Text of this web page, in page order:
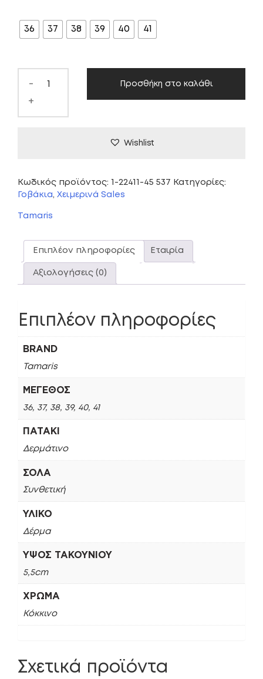
79,00 €.είναι:
36 37 38 39 40 41
-
+
Προσθήκη στο καλάθι
Wishlist
Κωδικός προϊόντος: 1-22411-45 537 Κατηγορίες:
Γοβάκια, Χειμερινά Sales
Tamaris
Επιπλέον πληροφορίες Εταιρία
Αξιολογήσεις (0)
Επιπλέον πληροφορίες
BRAND
Tamaris
ΜΈΓΕΘΟΣ
36, 37, 38, 39, 40, 41
ΠΑΤΆΚΙ
Δερμάτινο
ΣΌΛΑ
Συνθετική
ΥΛΙΚΌ
Δέρμα
ΎΨΟΣ ΤΑΚΟΥΝΙΟΎ
5,5cm
ΧΡΏΜΑ
Κόκκινο
Σχετικά προϊόντα